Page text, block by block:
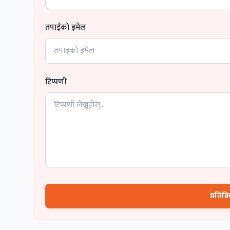
तपाईको इमेल
टिप्पणी